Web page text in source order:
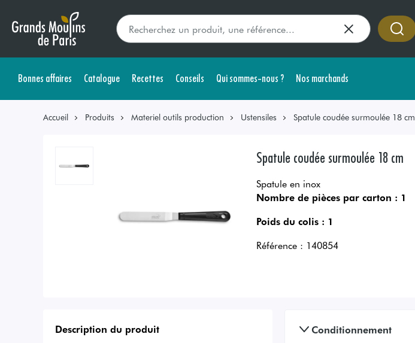
Bonnes affaires Catalogue Recettes Conseils Qui sommes-nous ? Nos marchands
Accueil Produits Materiel outils production Ustensiles Spatule coudée surmoulée 18 cm
Spatule coudée surmoulée 18 cm
Spatule en inox
Nombre de pièces par carton : 1
Poids du colis : 1
Référence : 140854
Description du produit
Conditionnement